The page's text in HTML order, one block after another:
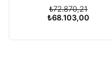
₺68.103,00
₺72.870,21